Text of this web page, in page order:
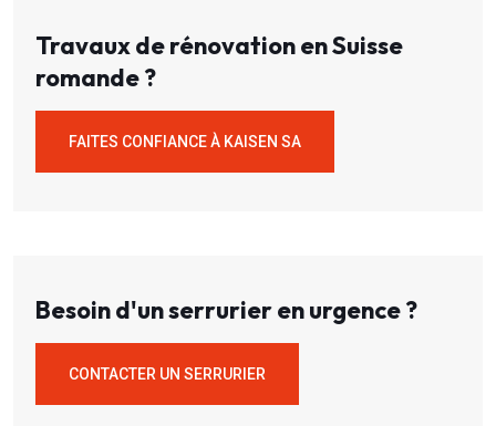
Travaux de rénovation en Suisse
romande ?
FAITES CONFIANCE À KAISEN SA
Besoin d'un serrurier en urgence ?
CONTACTER UN SERRURIER